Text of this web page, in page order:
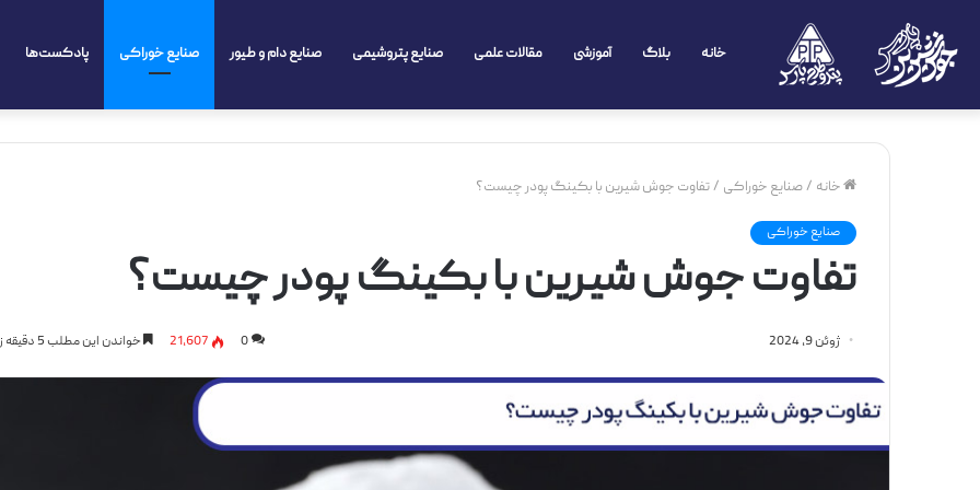
خانه بلاگ آموزشی مقالات علمی صنایع پتروشیمی صنایع دام و طیور صنایع خوراکی پادکست‌ها
خانه /صنایع خوراکی /تفاوت جوش شیرین با بکینگ پودر چیست؟
صنایع خوراکی
تفاوت جوش شیرین با بکینگ پودر چیست؟
ژوئن 9, 2024 0
21,607 خواندن این مطلب 5 دقیقه زمان میبرد